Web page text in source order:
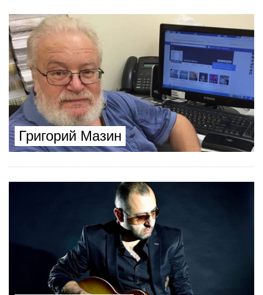
Григорий Мазин